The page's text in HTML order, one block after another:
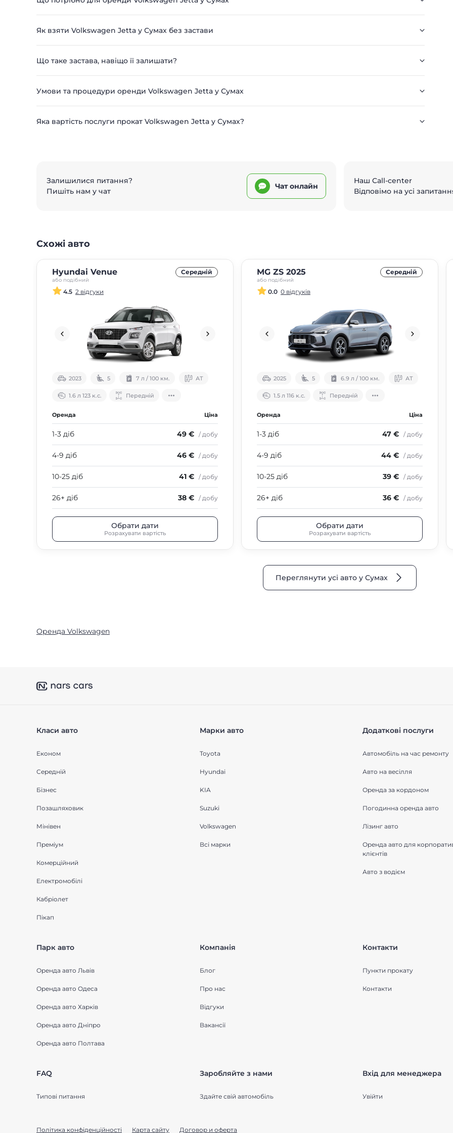
Як взяти Volkswagen Jetta у Сумах без застави
Що таке застава, навіщо її залишати?
Умови та процедури оренди Volkswagen Jetta у Сумах
Яка вартість послуги прокат Volkswagen Jetta у Сумах?
Залишилися питання?
Пишіть нам у чат
Чат онлайн
Наш Call-center
Відповімо на усі
Схожі авто
Hyundai Venue
або подібний
Середнiй
4.5 2 відгуки
2023 5 7 л / 100 км. АТ
1.6 л 123 к.с. Передній
Оренда Ціна
1-3 діб 49 € / добу
4-9 діб 46 € / добу
10-25 діб 41 € / добу
26+ діб 38 € / добу
Обрати дати
Розрахувати вартість
MG ZS 2025
або подібний
Середнiй
0.0 0 відгуків
2025 5 6.9 л / 100 км. АТ
1.5 л 116 к.с. Передній
Оренда Ціна
1-3 діб 47 € / добу
4-9 діб 44 € / добу
10-25 діб 39 € / добу
26+ діб 36 € / добу
Обрати дати
Розрахувати вартість
Переглянути усі авто у Сумах
Оренда Volkswagen
Класи авто
Економ
Середнiй
Бізнес
Позашляховик
Мінівен
Преміум
Комерційний
Електромобілі
Кабріолет
Пікап
Марки авто
Toyota
Hyundai
KIA
Suzuki
Volkswagen
Всі марки
Додаткові послуги
Автомобіль на час ремонту
Авто на весілля
Оренда за кордоном
Погодинна оренда авто
Лізинг авто
Оренда авто для
клієнтів
Авто з водієм
Парк авто
Оренда авто Львів
Оренда авто Одеса
Оренда авто Харків
Оренда авто Дніпро
Оренда авто Полтава
Компанія
Блог
Про нас
Відгуки
Вакансії
Контакти
Пункти прокату
Контакти
FAQ
Типові питання
Заробляйте з нами
Здайте свій автомобіль
Вхід для менеджера
Увійти
Політика конфіденційності Карта сайту Договор и оферта